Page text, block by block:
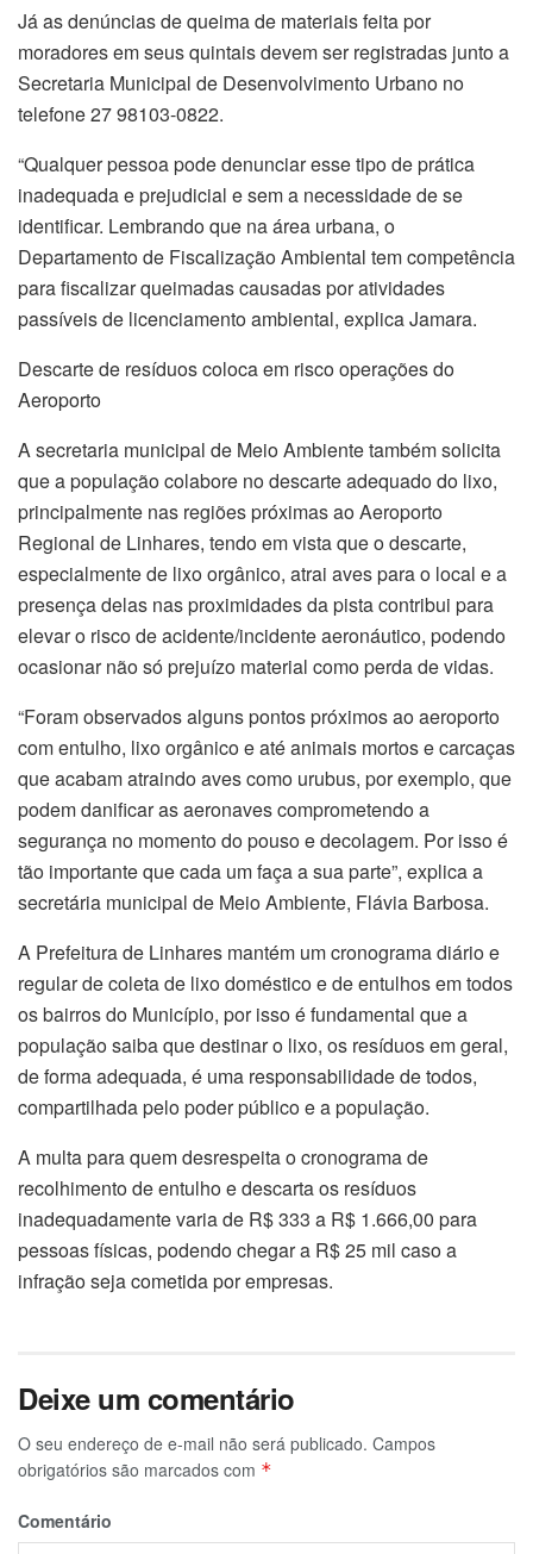
Já as denúncias de queima de materiais feita por
moradores em seus quintais devem ser registradas junto a
Secretaria Municipal de Desenvolvimento Urbano no
telefone 27 98103-0822.
“Qualquer pessoa pode denunciar esse tipo de prática
inadequada e prejudicial e sem a necessidade de se
identificar. Lembrando que na área urbana, o
Departamento de Fiscalização Ambiental tem competência
para fiscalizar queimadas causadas por atividades
passíveis de licenciamento ambiental, explica Jamara.
Descarte de resíduos coloca em risco operações do
Aeroporto
A secretaria municipal de Meio Ambiente também solicita
que a população colabore no descarte adequado do lixo,
principalmente nas regiões próximas ao Aeroporto
Regional de Linhares, tendo em vista que o descarte,
especialmente de lixo orgânico, atrai aves para o local e a
presença delas nas proximidades da pista contribui para
elevar o risco de acidente/incidente aeronáutico, podendo
ocasionar não só prejuízo material como perda de vidas.
“Foram observados alguns pontos próximos ao aeroporto
com entulho, lixo orgânico e até animais mortos e carcaças
que acabam atraindo aves como urubus, por exemplo, que
podem danificar as aeronaves comprometendo a
segurança no momento do pouso e decolagem. Por isso é
tão importante que cada um faça a sua parte”, explica a
secretária municipal de Meio Ambiente, Flávia Barbosa.
A Prefeitura de Linhares mantém um cronograma diário e
regular de coleta de lixo doméstico e de entulhos em todos
os bairros do Município, por isso é fundamental que a
população saiba que destinar o lixo, os resíduos em geral,
de forma adequada, é uma responsabilidade de todos,
compartilhada pelo poder público e a população.
A multa para quem desrespeita o cronograma de
recolhimento de entulho e descarta os resíduos
inadequadamente varia de R$ 333 a R$ 1.666,00 para
pessoas físicas, podendo chegar a R$ 25 mil caso a
infração seja cometida por empresas.
Deixe um comentário
O seu endereço de e-mail não será publicado. Campos
obrigatórios são marcados com *
Comentário